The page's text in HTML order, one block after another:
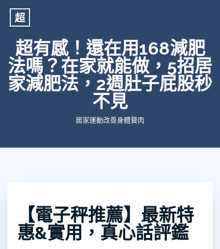
超
超有感！還在用168減肥
法嗎？在家就能做，5招居
家減肥法，2週肚子屁股秒
不見
居家運動改善身體贅肉
【電子秤推薦】最新特
惠&實用，真心話評鑑